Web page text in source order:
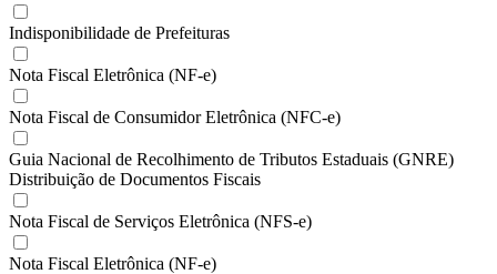
Indisponibilidade de Prefeituras
Nota Fiscal Eletrônica (NF-e)
Nota Fiscal de Consumidor Eletrônica (NFC-e)
Guia Nacional de Recolhimento de Tributos Estaduais (GNRE)
Distribuição de Documentos Fiscais
Nota Fiscal de Serviços Eletrônica (NFS-e)
Nota Fiscal Eletrônica (NF-e)